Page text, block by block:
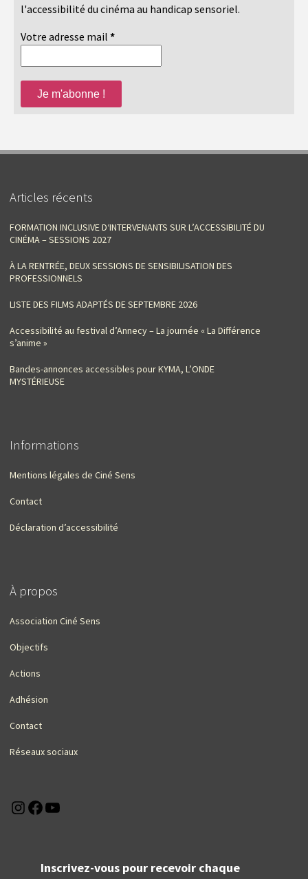
l'accessibilité du cinéma au handicap sensoriel.
Votre adresse mail *
Articles récents
FORMATION INCLUSIVE D‘INTERVENANTS SUR L’ACCESSIBILITÉ DU
CINÉMA – SESSIONS 2027
À LA RENTRÉE, DEUX SESSIONS DE SENSIBILISATION DES
PROFESSIONNELS
LISTE DES FILMS ADAPTÉS DE SEPTEMBRE 2026
Accessibilité au festival d’Annecy – La journée « La Différence
s’anime »
Bandes-annonces accessibles pour KYMA, L’ONDE
MYSTÉRIEUSE
Informations
Mentions légales de Ciné Sens
Contact
Déclaration d’accessibilité
À propos
Association Ciné Sens
Objectifs
Actions
Adhésion
Contact
Réseaux sociaux
Instagram
Facebook
Inscrivez-vous pour recevoir chaque